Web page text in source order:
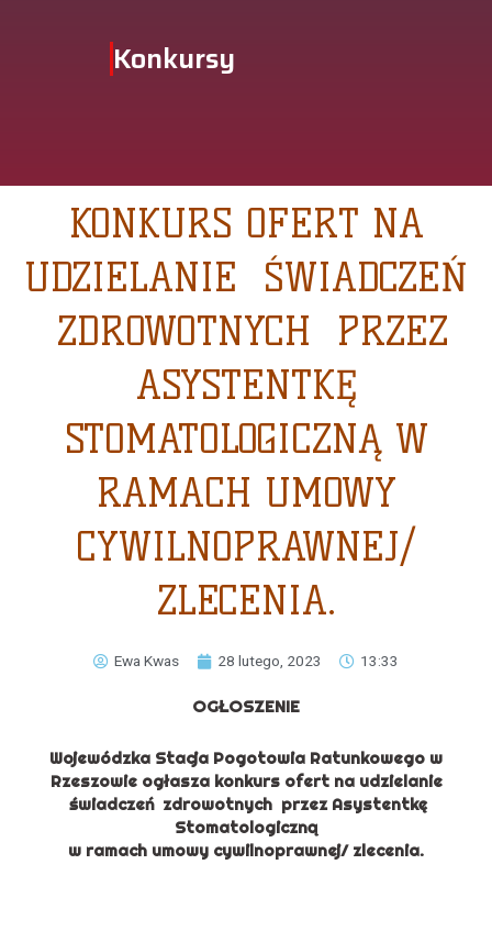
Konkursy
KONKURS OFERT NA
UDZIELANIE ŚWIADCZEŃ
ZDROWOTNYCH PRZEZ
ASYSTENTKĘ
STOMATOLOGICZNĄ W
RAMACH UMOWY
CYWILNOPRAWNEJ/
ZLECENIA.
Ewa Kwas 28 lutego, 2023 13:33
OGŁOSZENIE
Wojewódzka Stacja Pogotowia Ratunkowego w
Rzeszowie ogłasza konkurs ofert na udzielanie
świadczeń zdrowotnych przez Asystentkę
Stomatologiczną
w ramach umowy cywilnoprawnej/ zlecenia.